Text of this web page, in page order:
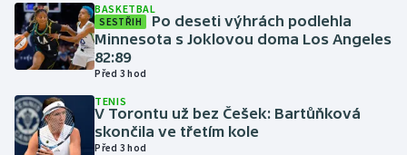
Motorsport
Olympijské hry
Parasport
BASKETBAL
SESTŘIH
Po deseti výhrách podlehla
Minnesota s Joklovou doma Los Angeles
82:89
Před 3 hod
TENIS
V Torontu už bez Češek: Bartůňková
skončila ve třetím kole
Před 3 hod